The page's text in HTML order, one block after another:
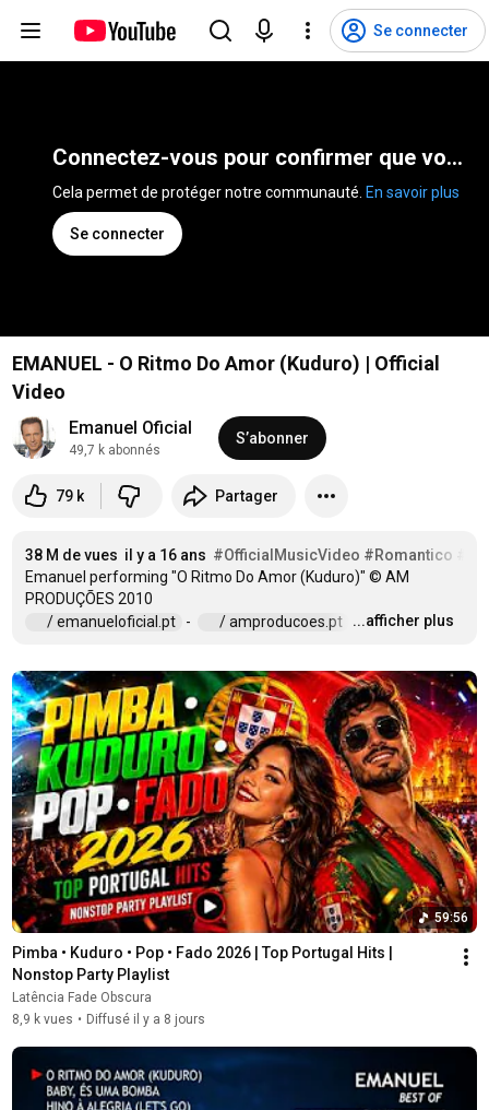
Se connecter
Connectez-vous pour confirmer que vous n'êtes pas un robot
En savoir plus
Se connecter
EMANUEL - O Ritmo Do Amor (Kuduro) | Official
Video
Emanuel Oficial
49,7 k abonnés
S’abonner
79 k Partager
38 M de vues il y a 16 ans #OfficialMusicVideo #Romantico
Emanuel performing "O Ritmo Do Amor (Kuduro)" © AM
/ emanueloficial.pt
- / amproducoes.pt …
...afficher plus
59:56
Pimba • Kuduro • Pop • Fado 2026 | Top Portugal Hits |
Nonstop Party Playlist
Latência Fade Obscura
8,9 k vues • Diffusé il y a 8 jours